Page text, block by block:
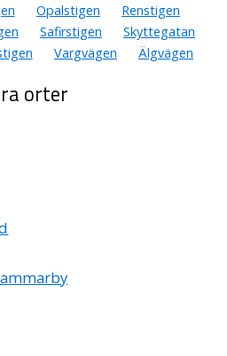
Opalstigen
Renstigen
Safirstigen
Skyttegatan
Vargvägen Älgvägen
orter